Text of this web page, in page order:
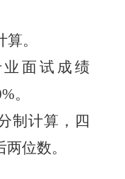
算。
业面试成绩
。
计算，四
位数。